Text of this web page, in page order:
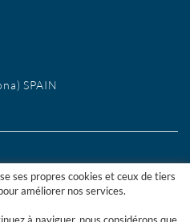
SPAIN
ses propres cookies et ceux de tiers
améliorer nos services.